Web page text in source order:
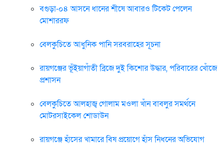
বগুড়া-০৪ আসনে ধানের শীষে আবারও টিকেট পেলেন
মোশাররফ
বেলকুচিতে আধুনিক পানি সরবরাহের সূচনা
রায়গঞ্জের ভূঁইয়াগাঁতী ব্রিজে দুই কিশোর উদ্ধার, পরিবারের খোঁজে
প্রশাসন
বেলকুচিতে আলহাজ্ব গোলাম মওলা খাঁন বাবলুর সমর্থনে
মোটরসাইকেল শোডাউন
রায়গঞ্জে হাঁসের খামারে বিষ প্রয়োগে হাঁস নিধনের অভিযোগ